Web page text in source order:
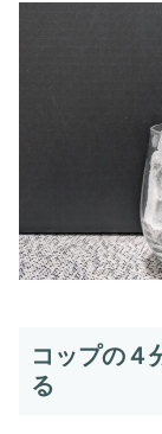
コップの４
る